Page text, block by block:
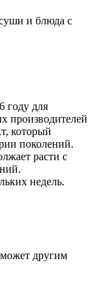
и блюда с
году для
производителей
который
поколений.
расти с
недель.
другим